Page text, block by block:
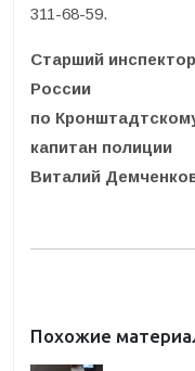
311-68-59.
Старший
России
по
капитан полиции
Виталий
Похожие